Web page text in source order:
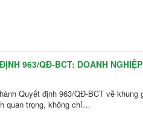
963/QĐ-BCT: DOANH
Quyết định 963/QĐ-BCT về
quan trọng, không chỉ…